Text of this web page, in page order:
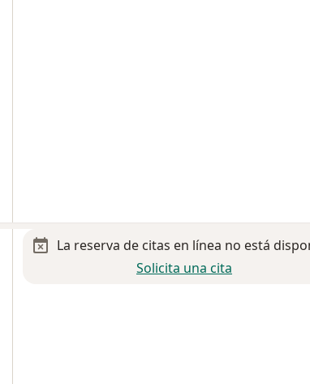
La reserva de citas en línea no está
Solicita una cita